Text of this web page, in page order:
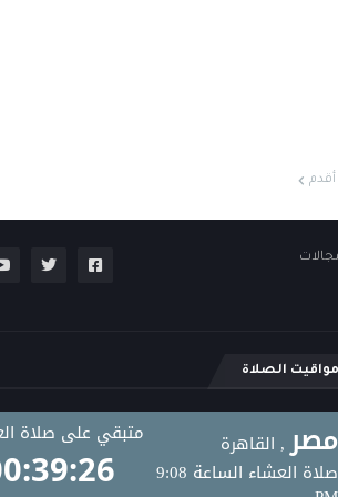
أقدم
مواقيت الصلاة